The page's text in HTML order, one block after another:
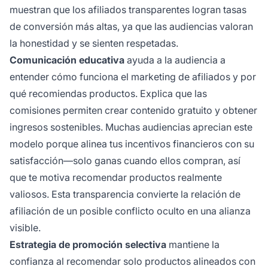
muestran que los afiliados transparentes logran tasas
de conversión más altas, ya que las audiencias valoran
la honestidad y se sienten respetadas.
Comunicación educativa ayuda a la audiencia a
entender cómo funciona el marketing de afiliados y por
qué recomiendas productos. Explica que las
comisiones permiten crear contenido gratuito y obtener
ingresos sostenibles. Muchas audiencias aprecian este
modelo porque alinea tus incentivos financieros con su
satisfacción—solo ganas cuando ellos compran, así
que te motiva recomendar productos realmente
valiosos. Esta transparencia convierte la relación de
afiliación de un posible conflicto oculto en una alianza
visible.
Estrategia de promoción selectiva mantiene la
confianza al recomendar solo productos alineados con